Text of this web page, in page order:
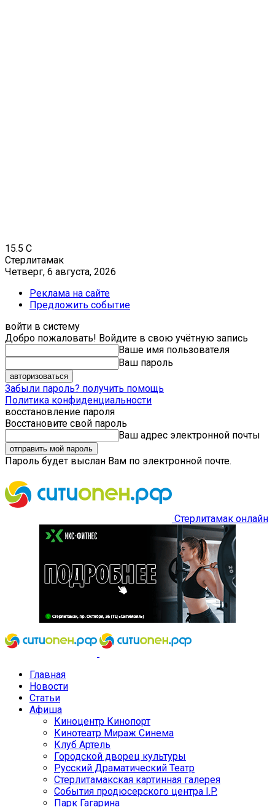
15.5 C
Стерлитамак
Четверг, 6 августа, 2026
Реклама на сайте
Предложить событие
войти в систему
Добро пожаловать! Войдите в свою учётную запись
Ваше имя пользователя
Ваш пароль
Забыли пароль? получить помощь
Политика конфиденциальности
восстановление пароля
Восстановите свой пароль
Ваш адрес электронной почты
Пароль будет выслан Вам по электронной почте.
Стерлитамак онлайн
Главная
Новости
Статьи
Афиша
Киноцентр Кинопорт
Кинотеатр Мираж Синема
Клуб Артель
Городской дворец культуры
Русский Драматический Театр
Стерлитамакская картинная галерея
События продюсерского центра I.P.
Парк Гагарина